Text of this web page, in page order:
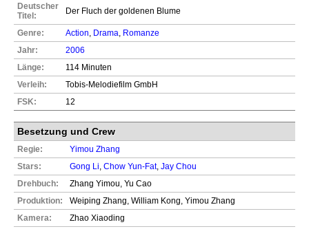
Deutscher
Titel:
Der Fluch der goldenen Blume
Genre: Action, Drama, Romanze
Jahr:
2006
Länge:
114 Minuten
Verleih:
Tobis-Melodiefilm GmbH
FSK:
12
Besetzung und Crew
Regie:
Yimou Zhang
Stars:
Gong Li, Chow Yun-Fat, Jay Chou
Drehbuch:
Zhang Yimou, Yu Cao
Produktion:
Weiping Zhang, William Kong, Yimou Zhang
Kamera:
Zhao Xiaoding